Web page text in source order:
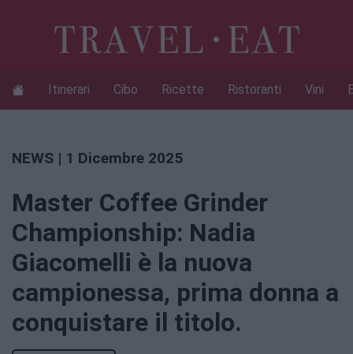
Itinerari Cibo Ricette Ristoranti Vini
NEWS | 1 Dicembre 2025
Master Coffee Grinder
Championship: Nadia
Giacomelli è la nuova
campionessa, prima donna a
conquistare il titolo.